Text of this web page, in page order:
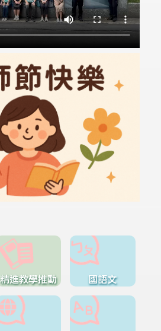
精進教學推動 國語文